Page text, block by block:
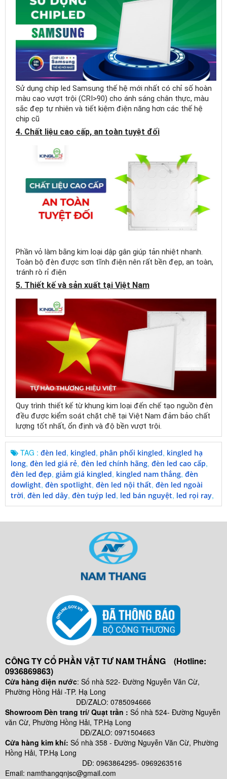
Panel
hộp
V60*60/48W/as
trắng, trung tính
-Kingled
Panel
48W-Kingled
Sử dụng chip led Samsung thế hệ mới nhất có chỉ số hoàn
màu cao vượt trội (CRI>90) cho ánh sáng chân thực, màu
sắc đẹp tự nhiên và tiết kiệm điện năng hơn các thế hệ
chip cũ
4. Chất liệu cao cấp, an toàn tuyệt đối
Phần vỏ làm bằng kim loại dập gân giúp tản nhiệt nhanh.
Toàn bộ đèn được sơn tĩnh điện nên rất bền đẹp, an toàn,
tránh rò rỉ điện
5. Thiết kế và sản xuất tại Việt Nam
Quy trình thiết kế từ khung kim loại đến chế tạo nguồn đèn
đều được kiểm soát chặt chẽ tại Việt Nam đảm bảo chất
lượng tốt nhất, ổn định và độ bền vượt trội.
TAG : đèn led, kingled, phân phối kingled, kingled hạ
long, đèn led giá rẻ, đèn led chính hãng, đèn led cao cấp,
đèn led đẹp, giảm giá kingled, kingled nam thắng, đèn
dowlight, đèn spotlight, đèn led nội thất, đèn led ngoài
trời, đèn led dây, đèn tuýp led, led bán nguyệt, led rọi ray,
CÔNG TY CỔ PHẦN VẬT TƯ NAM THẮNG (Hotline:
0936869863)
Cửa hàng điện nước: Số nhà 522- Đường Nguyễn Văn Cừ,
Phường Hồng Hải -TP. Hạ Long
DĐ/ZALO: 0785094666
Showroom Đèn trang trí/ Quạt trần : Số nhà 524- Đường Nguyễn
văn Cừ, Phường Hồng Hải, TP.Hạ Long
DĐ/ZALO: 0971504663
Cửa hàng kim khí: Số nhà 358 - Đường Nguyễn Văn Cừ, Phường
Hồng Hải, TP.Hạ Long
DĐ: 0963864295- 0969263516
Email: namthangqnjsc@gmail.com